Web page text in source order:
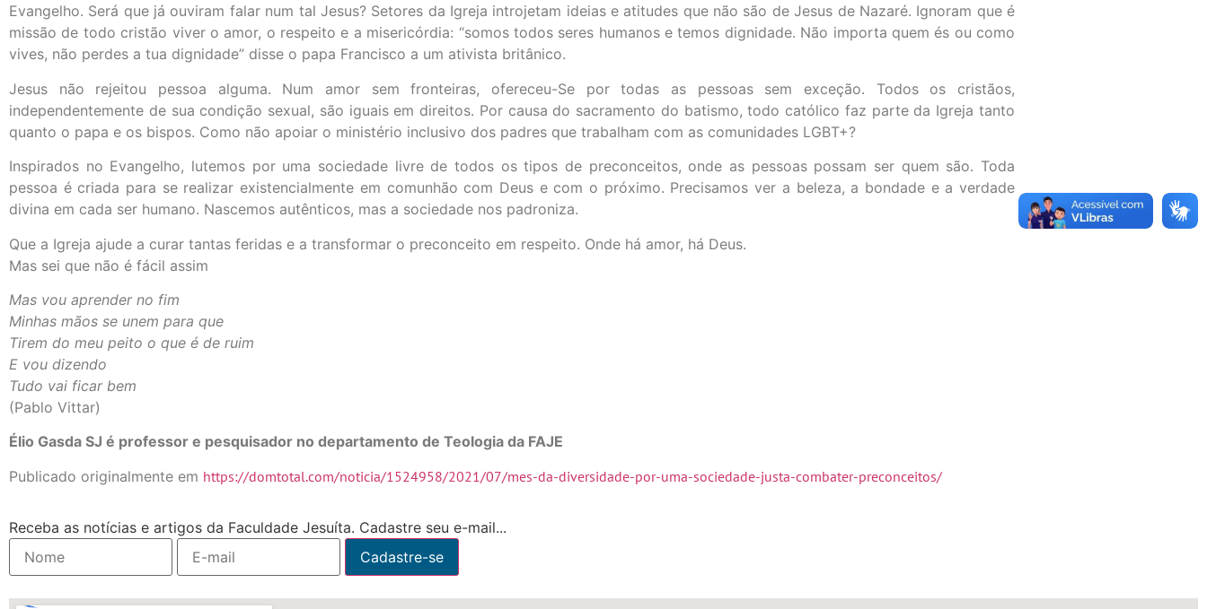
Evangelho. Será que já ouviram falar num tal Jesus? Setores da Igreja introjetam ideias e atitudes que não são de Jesus de Nazaré. Ignoram que é
missão de todo cristão viver o amor, o respeito e a misericórdia: “somos todos seres humanos e temos dignidade. Não importa quem és ou como
vives, não perdes a tua dignidade” disse o papa Francisco a um ativista britânico.
Jesus não rejeitou pessoa alguma. Num amor sem fronteiras, ofereceu-Se por todas as pessoas sem exceção. Todos os cristãos,
independentemente de sua condição sexual, são iguais em direitos. Por causa do sacramento do batismo, todo católico faz parte da Igreja tanto
quanto o papa e os bispos. Como não apoiar o ministério inclusivo dos padres que trabalham com as comunidades LGBT+?
Inspirados no Evangelho, lutemos por uma sociedade livre de todos os tipos de preconceitos, onde as pessoas possam ser quem são. Toda
pessoa é criada para se realizar existencialmente em comunhão com Deus e com o próximo. Precisamos ver a beleza, a bondade e a verdade
divina em cada ser humano. Nascemos autênticos, mas a sociedade nos padroniza.
Que a Igreja ajude a curar tantas feridas e a transformar o preconceito em respeito. Onde há amor, há Deus.
Mas sei que não é fácil assim
Mas vou aprender no fim
Minhas mãos se unem para que
Tirem do meu peito o que é de ruim
E vou dizendo
Tudo vai ficar bem
(Pablo Vittar)
Élio Gasda SJ é professor e pesquisador no departamento de Teologia da FAJE
Publicado originalmente em https://domtotal.com/noticia/1524958/2021/07/mes-da-diversidade-por-uma-sociedade-justa-combater-preconceitos/
Receba as notícias e artigos da Faculdade Jesuíta. Cadastre seu e-mail...